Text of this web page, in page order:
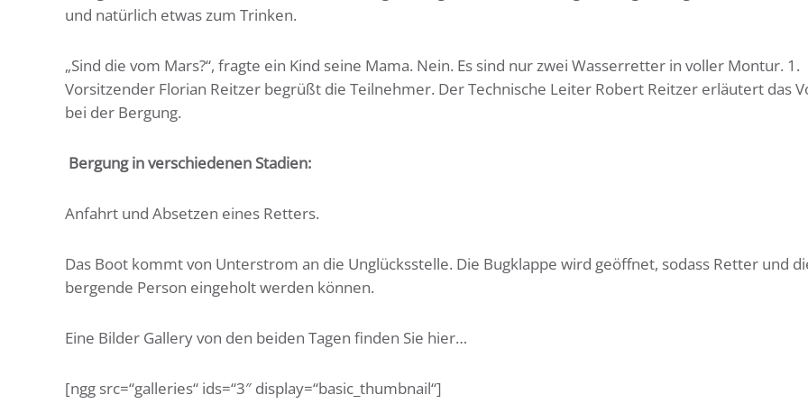
und natürlich etwas zum Trinken.
„Sind die vom Mars?“, fragte ein Kind seine Mama. Nein. Es sind nur zwei Wasserretter in voller Montur. 1.
Vorsitzender Florian Reitzer begrüßt die Teilnehmer. Der Technische Leiter Robert Reitzer erläutert das
bei der Bergung.
Bergung in verschiedenen Stadien:
Anfahrt und Absetzen eines Retters.
Das Boot kommt von Unterstrom an die Unglücksstelle. Die Bugklappe wird geöffnet, sodass Retter und
bergende Person eingeholt werden können.
Eine Bilder Gallery von den beiden Tagen finden Sie hier…
[ngg src=“galleries“ ids=“3″ display=“basic_thumbnail“]